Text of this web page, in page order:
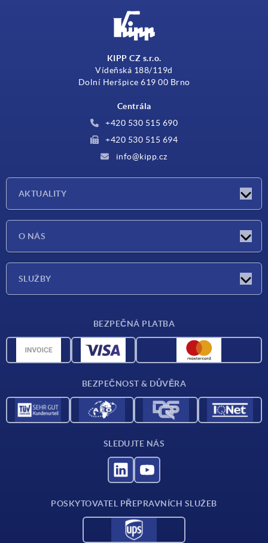
KIPP CZ s.r.o.
Vídeňská 188/119d
Dolní Heršpice 619 00 Brno
Centrála
+420 530 515 690
+420 530 515 694
info@kipp.cz
AKTUALITY
O NÁS
SLUŽBY
CAD data
BEZPEČNÁ PLATBA
BEZPEČNOST & DŮVĚRA
SLEDUJTE NÁS
POSKYTOVATEL PŘEPRAVNÍCH SLUŽEB